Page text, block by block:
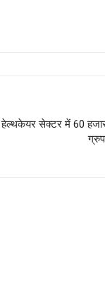
हेल्थकेयर सेक्टर में 60